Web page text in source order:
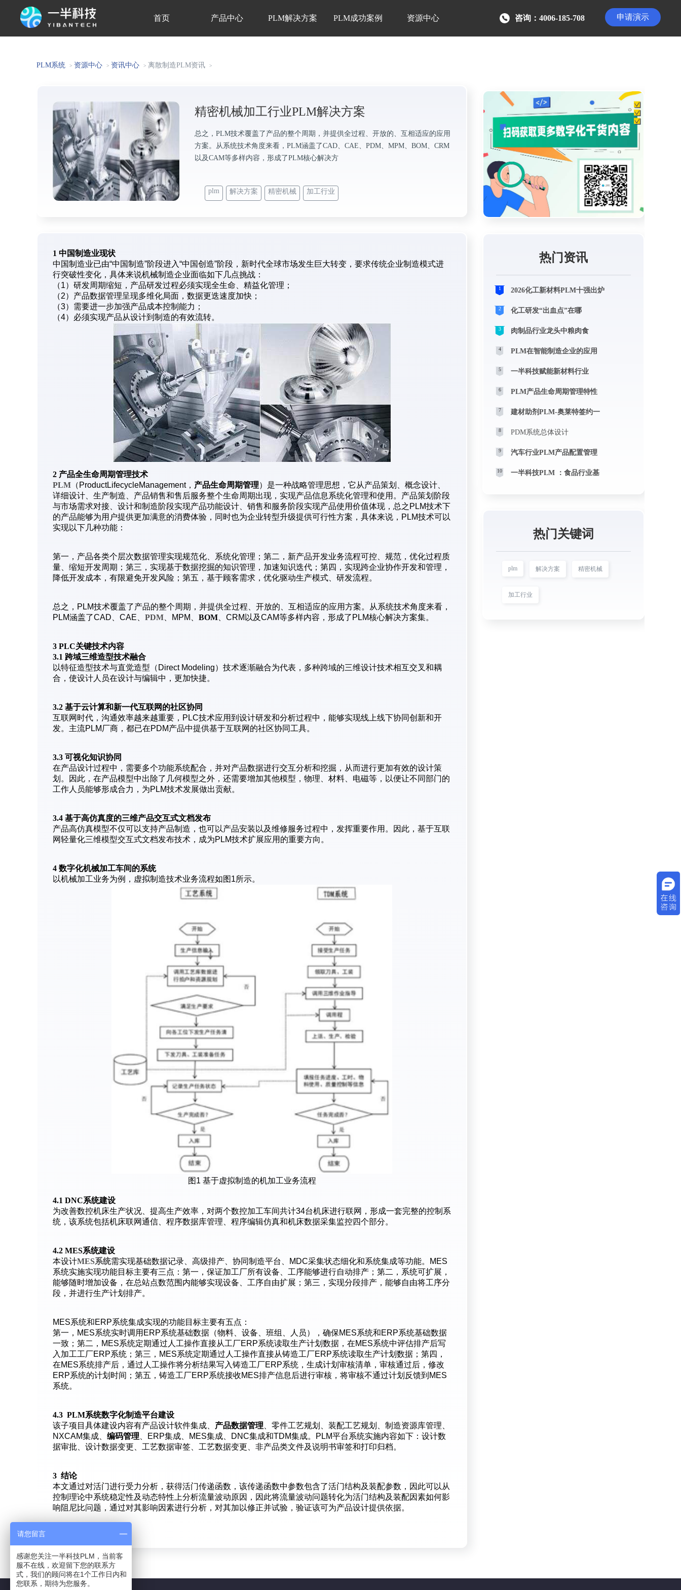
首页 产品中心 PLM解决方案 PLM成功案例 资源中心 申请演示
咨询：4006-185-708
PLM系统 > 资源中心 > 资讯中心 > 离散制造PLM资讯 >
精密机械加工行业PLM解决方案
总之，PLM技术覆盖了产品的整个周期，并提供全过程、开放的、互相适应的应用
方案。从系统技术角度来看，PLM涵盖了CAD、CAE、PDM、MPM、BOM、CRM
以及CAM等多样内容，形成了PLM核心解决方
plm 解决方案 精密机械 加工行业
1 中国制造业现状
中国制造业已由“中国制造”阶段进入“中国创造”阶段，新时代全球市场发生巨大转变，要求传统企业制造模式进
行突破性变化，具体来说机械制造企业面临如下几点挑战：
（1）研发周期缩短，产品研发过程必须实现全生命、精益化管理；
（2）产品数据管理呈现多维化局面，数据更迭速度加快；
（3）需要进一步加强产品成本控制能力；
（4）必须实现产品从设计到制造的有效流转。
2 产品全生命周期管理技术
PLM （ProductLifecycleManagement， 产品生命周期管理）是一种战略管理思想，它从产品策划、概念设计、
详细设计、生产制造、产品销售和售后服务整个生命周期出现，实现产品信息系统化管理和使用。产品策划阶段
与市场需求对接、设计和制造阶段实现产品功能设计、销售和服务阶段实现产品使用价值体现，总之PLM技术下
的产品能够为用户提供更加满意的消费体验，同时也为企业转型升级提供可行性方案，具体来说，PLM技术可以
实现以下几种功能：
第一，产品各类个层次数据管理实现规范化、系统化管理；第二，新产品开发业务流程可控、规范，优化过程质
量、缩短开发周期；第三，实现基于数据挖掘的知识管理，加速知识迭代；第四，实现跨企业协作开发和管理，
降低开发成本，有限避免开发风险；第五，基于顾客需求，优化驱动生产模式、研发流程。
总之，PLM技术覆盖了产品的整个周期，并提供全过程、开放的、互相适应的应用方案。从系统技术角度来看，
PLM涵盖了CAD、CAE、 PDM 、MPM、 BOM 、CRM以及CAM等多样内容，形成了PLM核心解决方案集。
3 PLC关键技术内容
3.1 跨域三维造型技术融合
以特征造型技术与直觉造型（Direct Modeling）技术逐渐融合为代表，多种跨域的三维设计技术相互交叉和耦
合，使设计人员在设计与编辑中，更加快捷。
3.2 基于云计算和新一代互联网的社区协同
互联网时代，沟通效率越来越重要，PLC技术应用到设计研发和分析过程中，能够实现线上线下协同创新和开
发。主流PLM厂商，都已在PDM产品中提供基于互联网的社区协同工具。
3.3 可视化知识协同
在产品设计过程中，需要多个功能系统配合，并对产品数据进行交互分析和挖掘，从而进行更加有效的设计策
划。因此，在产品模型中出除了几何模型之外，还需要增加其他模型，物理、材料、电磁等，以便让不同部门的
工作人员能够形成合力，为PLM技术发展做出贡献。
3.4 基于高仿真度的三维产品交互式文档发布
产品高仿真模型不仅可以支持产品制造，也可以产品安装以及维修服务过程中，发挥重要作用。因此，基于互联
网轻量化三维模型交互式文档发布技术，成为PLM技术扩展应用的重要方向。
4 数字化机械加工车间的系统
以机械加工业务为例，虚拟制造技术业务流程如图1所示。
图1 基于虚拟制造的机加工业务流程
4.1 DNC系统建设
为改善数控机床生产状况、提高生产效率，对两个数控加工车间共计34台机床进行联网，形成一套完整的控制系
统，该系统包括机床联网通信、程序数据库管理、程序编辑仿真和机床数据采集监控四个部分。
4.2 MES系统建设
本设计MES系统需实现基础数据记录、高级排产、协同制造平台、MDC采集状态细化和系统集成等功能。MES
系统实施实现功能目标主要有三点：第一，保证加工厂所有设备、工序能够进行自动排产；第二，系统可扩展，
能够随时增加设备，在总站点数范围内能够实现设备、工序自由扩展；第三，实现分段排产，能够自由将工序分
段，并进行生产计划排产。
MES系统和ERP系统集成实现的功能目标主要有五点：
第一，MES系统实时调用ERP系统基础数据（物料、设备、班组、人员），确保MES系统和ERP系统基础数据
一致；第二，MES系统定期通过人工操作直接从工厂ERP系统读取生产计划数据，在MES系统中评估排产后写
入加工工厂ERP系统；第三，MES系统定期通过人工操作直接从铸造工厂ERP系统读取生产计划数据；第四，
在MES系统排产后，通过人工操作将分析结果写入铸造工厂ERP系统，生成计划审核清单，审核通过后，修改
ERP系统的计划时间；第五，铸造工厂ERP系统接收MES排产信息后进行审核，将审核不通过计划反馈到MES
系统。
4.3 PLM系统数字化制造平台建设
该子项目具体建设内容有产品设计软件集成、 产品数据管理 、零件工艺规划、装配工艺规划、制造资源库管理、
NXCAM集成、 编码管理 、ERP集成、MES集成、DNC集成和TDM集成。PLM平台系统实施内容如下：设计数
据审批、设计数据变更、工艺数据审签、工艺数据变更、非产品类文件及说明书审签和打印归档。
3 结论
本文通过对活门进行受力分析，获得活门传递函数，该传递函数中参数包含了活门结构及装配参数，因此可以从
控制理论中系统稳定性及动态特性上分析流量波动原因，因此将流量波动问题转化为活门结构及装配因素如何影
响阻尼比问题，通过对其影响因素进行分析，对其加以修正并试验，验证该可为产品设计提供依据。
热门资讯
1 2026化工新材料PLM十强出炉
2 化工研发“出血点”在哪
3 肉制品行业龙头中粮肉食
4 PLM在智能制造企业的应用
5 一半科技赋能新材料行业
6 PLM产品生命周期管理特性
7 建材助剂PLM-奥莱特签约一
8 PDM系统总体设计
9 汽车行业PLM产品配置管理
10 一半科技PLM ：食品行业基
热门关键词
plm 解决方案 精密机械
加工行业
请您留言
感谢您关注一半科技PLM，当前客
服不在线，欢迎留下您的联系方
式，我们的顾问将在1个工作日内和
您联系，期待为您服务。